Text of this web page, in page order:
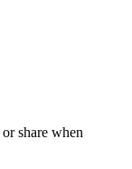
share when